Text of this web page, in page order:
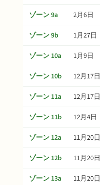
ゾーン 9a
2月6日
ゾーン 9b
1月27日
ゾーン 10a
1月9日
ゾーン 10b
12月17日
ゾーン 11a
12月17日
ゾーン 11b
12月4日
ゾーン 12a
11月20日
ゾーン 12b
11月20日
ゾーン 13a
11月20日